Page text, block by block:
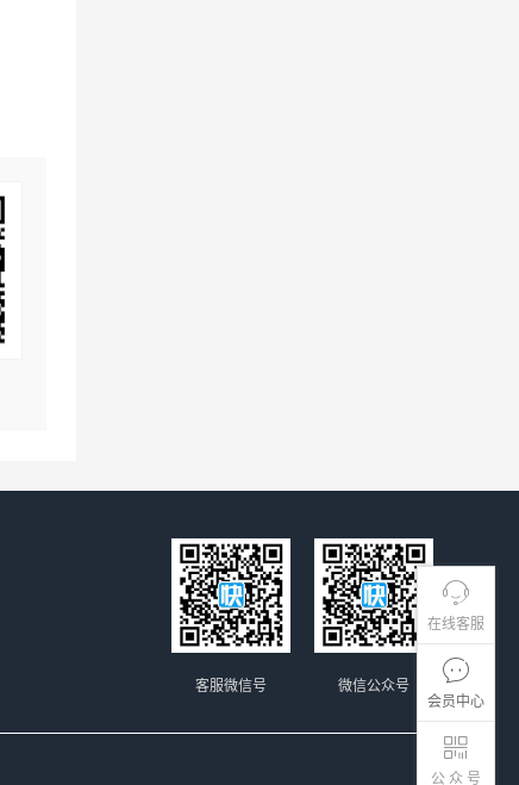
在线客服
会员中心
公 众 号
微信公众号
客服微信号